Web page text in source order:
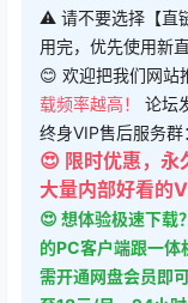
⚠ 请不要选择【直
用完，优先使用新
😊 欢迎把我们网站
载频率越高！ 论坛
终身VIP售后服务
😍 限时优惠，
大量内部好看的
😍 想体验极速下载
的PC客户端跟一体
需开通网盘会员即